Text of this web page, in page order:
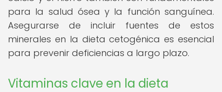
para la salud ósea y la función sanguínea.
Asegurarse de incluir fuentes de estos
minerales en la dieta cetogénica es esencial
para prevenir deficiencias a largo plazo.
Vitaminas clave en la dieta